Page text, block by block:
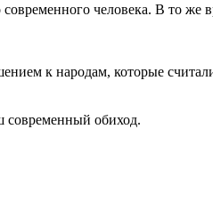
человека. В то же
к народам, которые
современный обиход.